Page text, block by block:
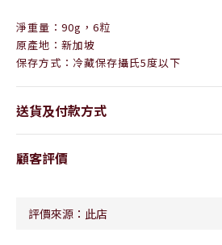
淨重量：90g，6粒
原產地：新加坡
保存方式： 冷藏保存攝氏5度以下
送貨及付款方式
顧客評價